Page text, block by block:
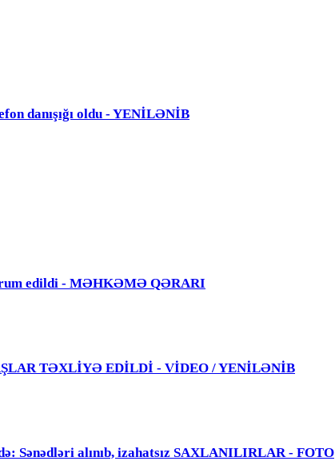
danışığı oldu - YENİLƏNİB
edildi - MƏHKƏMƏ QƏRARI
TƏXLİYƏ EDİLDİ - VİDEO / YENİLƏNİB
Sənədləri alınıb, izahatsız SAXLANILIRLAR - FOTO